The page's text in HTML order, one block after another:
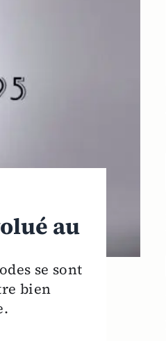
au
se sont
bien